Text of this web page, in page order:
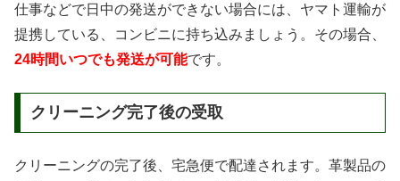
仕事などで日中の発送ができない場合には、ヤマト運輸が
提携している、コンビニに持ち込みましょう。その場合、
24時間いつでも発送が可能です。
クリーニング完了後の受取
クリーニングの完了後、宅急便で配達されます。革製品の